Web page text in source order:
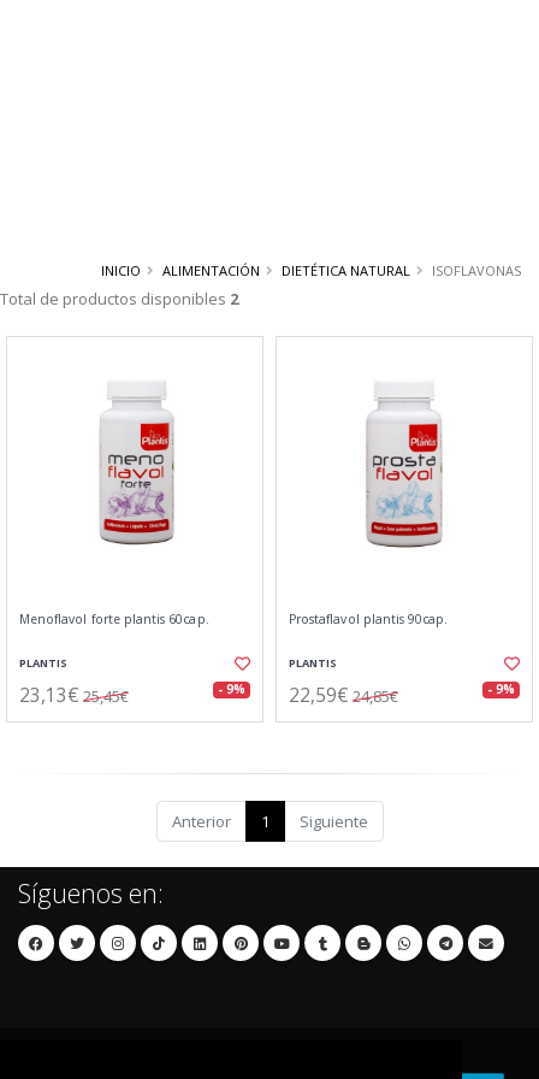
INICIO ALIMENTACIÓN DIETÉTICA NATURAL ISOFLAVONAS
Total de productos disponibles 2
Menoflavol forte plantis 60cap.
PLANTIS
23,13€ 25,45€ - 9%
Prostaflavol plantis 90cap.
PLANTIS
22,59€ 24,85€ - 9%
Anterior 1 Siguiente
Síguenos en: